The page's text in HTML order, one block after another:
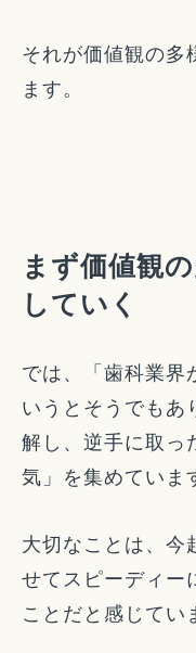
それが価値観の多
ます。
まず価値観
していく
では、「歯科業界
いうとそうでもあ
解し、逆手に取っ
気」を集めていま
大切なことは、今
せてスピーディー
ことだと感じてい